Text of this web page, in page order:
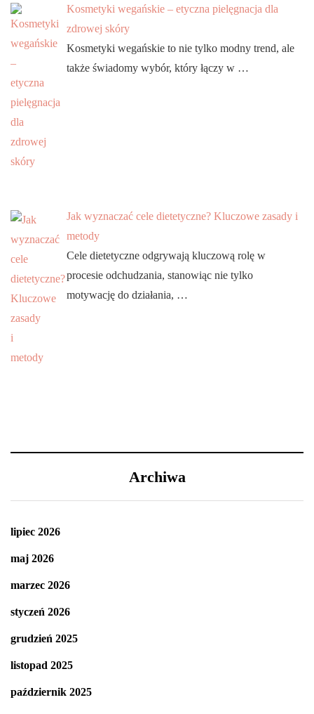
Kosmetyki wegańskie – etyczna pielęgnacja dla
zdrowej skóry
Kosmetyki wegańskie to nie tylko modny trend, ale
także świadomy wybór, który łączy w …
Jak wyznaczać cele dietetyczne? Kluczowe zasady i
metody
Cele dietetyczne odgrywają kluczową rolę w
procesie odchudzania, stanowiąc nie tylko
motywację do działania, …
Archiwa
lipiec 2026
maj 2026
marzec 2026
styczeń 2026
grudzień 2025
listopad 2025
październik 2025